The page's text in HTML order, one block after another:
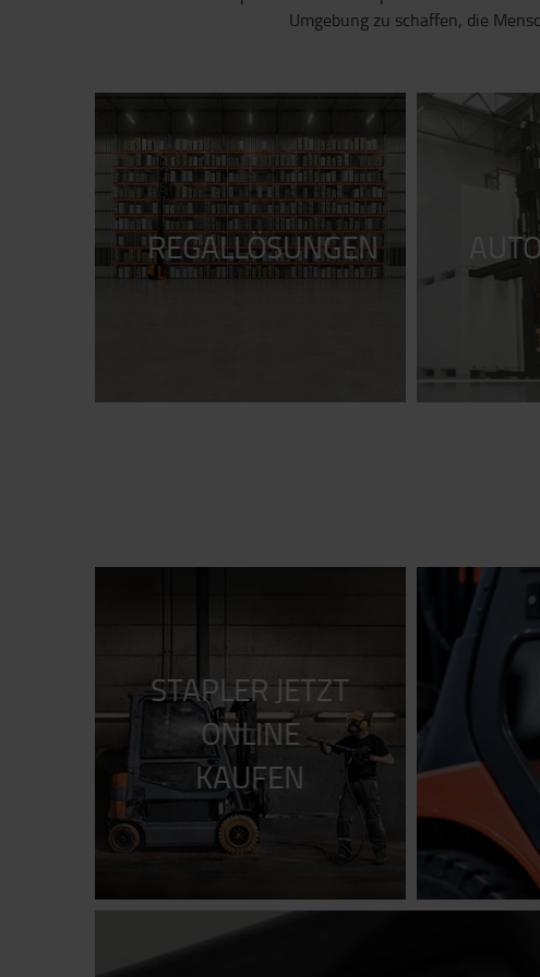
Umgebung zu schaffen, die
REGALLÖSUNGEN
STAPLER JETZT
ONLINE
KAUFEN